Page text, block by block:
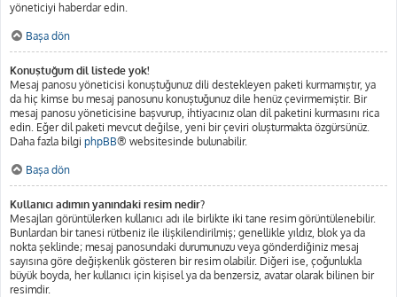
yöneticiyi haberdar edin.
Başa dön
Konuştuğum dil listede yok!
Mesaj panosu yöneticisi konuştuğunuz dili destekleyen paketi kurmamıştır, ya
da hiç kimse bu mesaj panosunu konuştuğunuz dile henüz çevirmemiştir. Bir
mesaj panosu yöneticisine başvurup, ihtiyacınız olan dil paketini kurmasını rica
edin. Eğer dil paketi mevcut değilse, yeni bir çeviri oluşturmakta özgürsünüz.
Daha fazla bilgi phpBB® websitesinde bulunabilir.
Başa dön
Kullanıcı adımın yanındaki resim nedir?
Mesajları görüntülerken kullanıcı adı ile birlikte iki tane resim görüntülenebilir.
Bunlardan bir tanesi rütbeniz ile ilişkilendirilmiş; genellikle yıldız, blok ya da
nokta şeklinde; mesaj panosundaki durumunuzu veya gönderdiğiniz mesaj
sayısına göre değişkenlik gösteren bir resim olabilir. Diğeri ise, çoğunlukla
büyük boyda, her kullanıcı için kişisel ya da benzersiz, avatar olarak bilinen bir
resimdir.